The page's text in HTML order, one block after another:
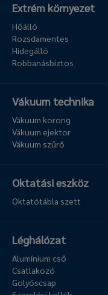
Extrém környezet
Hőálló
Rozsdamentes
Hidegálló
Robbanásbiztos
Vákuum technika
Vákuum korong
Vákuum ejektor
Vákuum szűrő
Oktatási eszköz
Oktatótábla szett
Léghálózat
Alumínium cső
Csatlakozó
Golyóscsap